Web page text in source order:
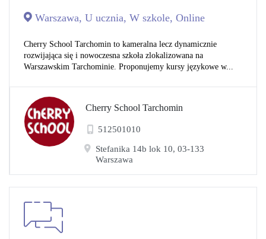
Warszawa, U ucznia, W szkole, Online
Cherry School Tarchomin to kameralna lecz dynamicznie
rozwijająca się i nowoczesna szkoła zlokalizowana na
Warszawskim Tarchominie. Proponujemy kursy językowe w...
Cherry School Tarchomin
512501010
Stefanika 14b lok 10, 03-133
Warszawa